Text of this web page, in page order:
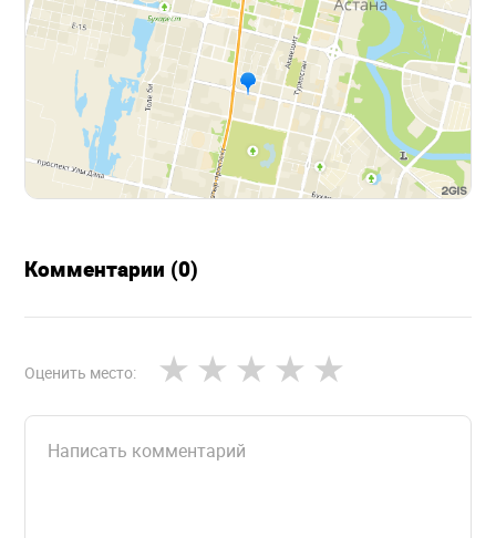
Комментарии (0)
Оценить место: